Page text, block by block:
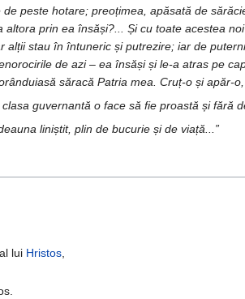
peste hotare; preoțimea, apăsată de
prin ea însăși?... Și cu toate acestea
stau în întuneric și putrezire; iar de
de azi – ea însăși și le-a atras pe
săracă Patria mea. Cruț-o și apăr-
guvernantă o face să fie proastă și fără
liniștit, plin de bucurie și de viață...”
lui Hristos,